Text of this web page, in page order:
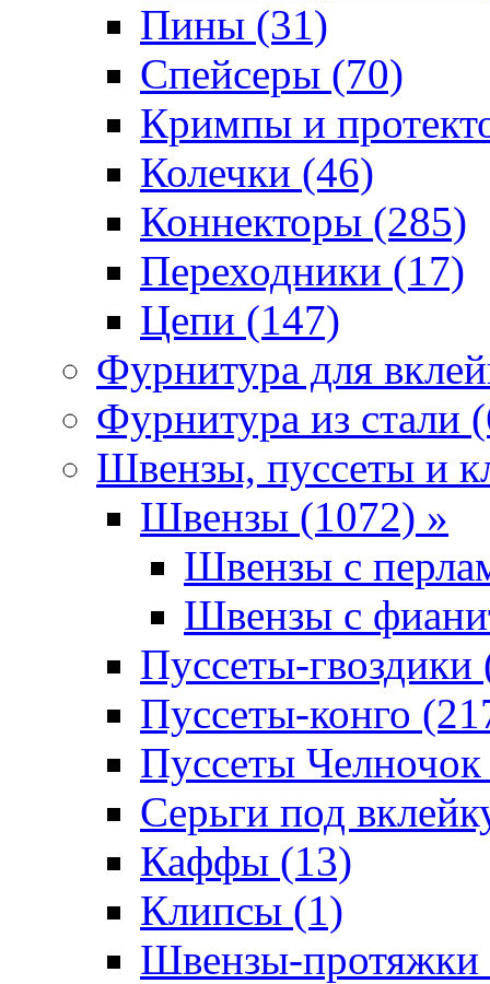
Пины (31)
Спейсеры (70)
Кримпы и
Колечки (46)
Коннекторы (285)
Переходники (17)
Цепи (147)
Фурнитура для
Фурнитура из стали
Швензы, пуссеты и
Швензы (1072) »
Швензы с
Швензы с
Пуссеты-гвоздики
Пуссеты-конго
Пуссеты
Серьги под
Каффы (13)
Клипсы (1)
Швензы-протяжки